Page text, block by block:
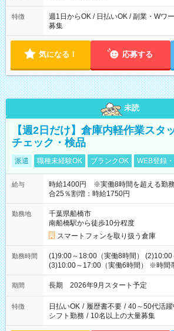
特徴
週1日からOK / 日払いOK / 副業・Wワ
募集
気になる！ 応募する
未読
【週2日だけ】倉庫内軽作業ス
チェック・検品
派遣 職種未経験OK ブランクOK WEB登録
給与
時給1400円 ※実働8時間を超える勤
合25％割増：時給1750円
勤務地
千葉県船橋市
南船橋駅から徒歩10分程度
スマートフォンを取り扱う倉庫
勤務時間
(1)9:00～18:00（実働8時間） (2)10:00
(3)10:00～17:00（実働6時間） ※時間
期間 長期 2026年9月スタート予定
特徴 日払いOK / 履歴書不要 / 40～50代活躍
シフト勤務 / 10名以上の大量募集